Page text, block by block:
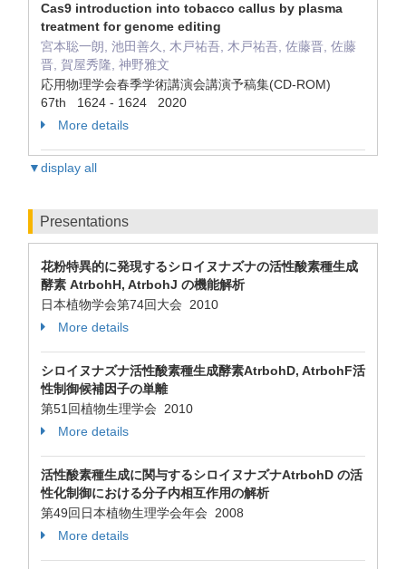
Cas9 introduction into tobacco callus by plasma
treatment for genome editing
宮本聡一朗, 池田善久, 木戸祐吾, 木戸祐吾, 佐藤晋, 佐藤
晋, 賀屋秀隆, 神野雅文
応用物理学会春季学術講演会講演予稿集(CD-ROM)
67th 1624 - 1624 2020
More details
▼display all
Presentations
花粉特異的に発現するシロイヌナズナの活性酸素種生成
酵素 AtrbohH, AtrbohJ の機能解析
日本植物学会第74回大会 2010
More details
シロイヌナズナ活性酸素種生成酵素AtrbohD, AtrbohF活
性制御候補因子の単離
第51回植物生理学会 2010
More details
活性酸素種生成に関与するシロイヌナズナAtrbohD の活
性化制御における分子内相互作用の解析
第49回日本植物生理学会年会 2008
More details